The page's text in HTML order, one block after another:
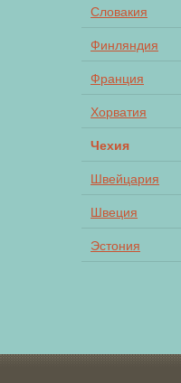
Словакия
Финляндия
Франция
Хорватия
Чехия
Швейцария
Швеция
Эстония